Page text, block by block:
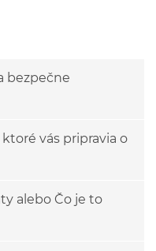
bezpečne
vás pripravia o
alebo Čo je to